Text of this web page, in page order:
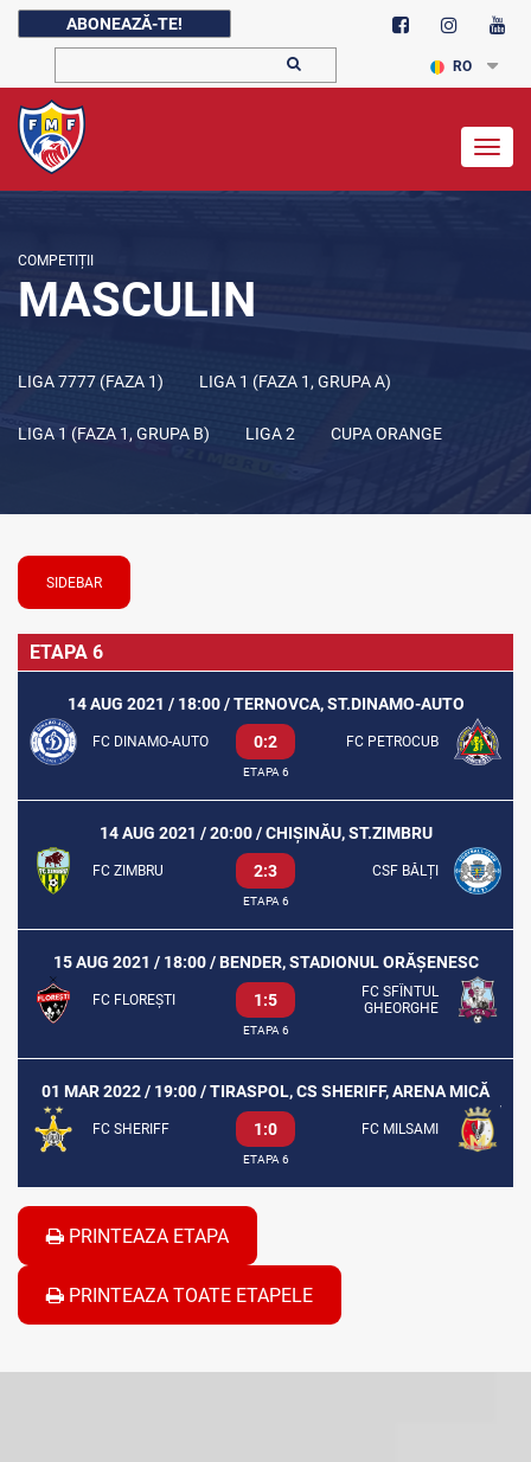
ABONEAZĂ-TE!
RO
COMPETIȚII
MASCULIN
LIGA 7777 (FAZA 1) LIGA 1 (FAZA 1, GRUPA A)
LIGA 1 (FAZA 1, GRUPA B) LIGA 2 CUPA ORANGE
SIDEBAR
ETAPA 6
14 AUG 2021 / 18:00 / TERNOVCA, ST.DINAMO-AUTO
FC DINAMO-AUTO 0:2 FC PETROCUB
ETAPA 6
14 AUG 2021 / 20:00 / CHIȘINĂU, ST.ZIMBRU
FC ZIMBRU 2:3 CSF BĂLȚI
ETAPA 6
15 AUG 2021 / 18:00 / BENDER, STADIONUL ORĂȘENESC
FC FLOREȘTI 1:5
FC SFÎNTUL
GHEORGHE
ETAPA 6
01 MAR 2022 / 19:00 / TIRASPOL, CS SHERIFF, ARENA MICĂ
FC SHERIFF 1:0 FC MILSAMI
ETAPA 6
PRINTEAZA ETAPA
PRINTEAZA TOATE ETAPELE